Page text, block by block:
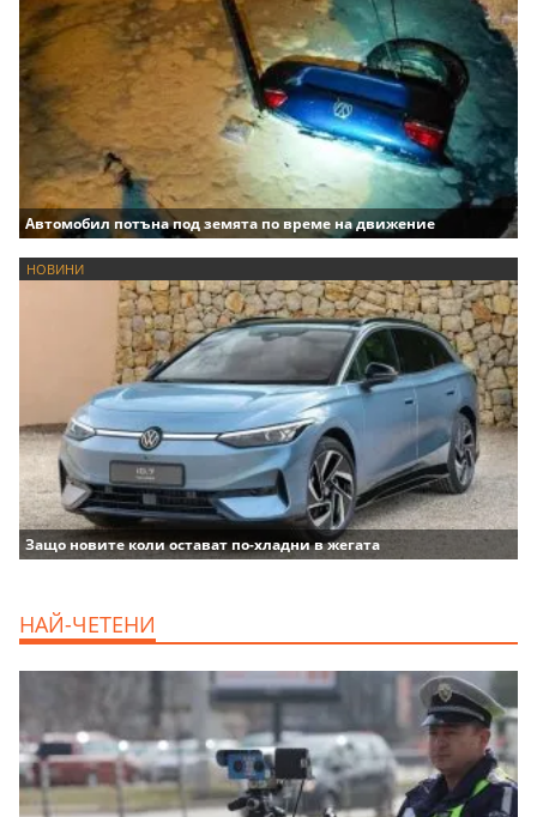
Автомобил потъна под земята по време на движение
НОВИНИ
Защо новите коли остават по-хладни в жегата
НАЙ-ЧЕТЕНИ